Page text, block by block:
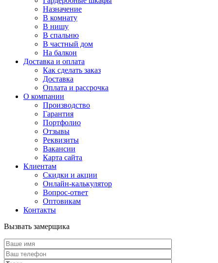
Назначение
В комнату
В нишу
В спальню
В частный дом
На балкон
Доставка и оплата
Как сделать заказ
Доставка
Оплата и рассрочка
О компании
Производство
Гарантия
Портфолио
Отзывы
Реквизиты
Вакансии
Карта сайта
Клиентам
Скидки и акции
Онлайн-калькулятор
Вопрос-ответ
Оптовикам
Контакты
Вызвать замерщика